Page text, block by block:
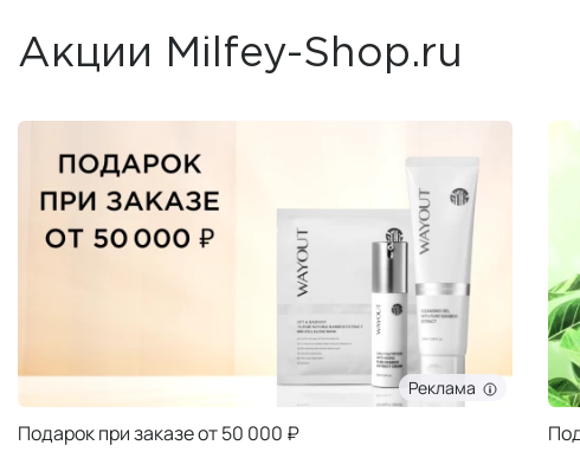
Акции Milfey-Shop.ru
Реклама
Подарок при заказе от 50 000 ₽